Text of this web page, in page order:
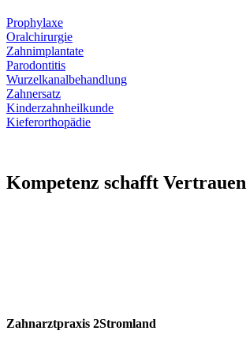
Prophylaxe
Oralchirurgie
Zahnimplantate
Parodontitis
Wurzelkanal­behandlung
Zahnersatz
Kinderzahnheil­kunde
Kieferorthopädie
Kompetenz schafft Vertrauen
Zahnarztpraxis 2Stromland